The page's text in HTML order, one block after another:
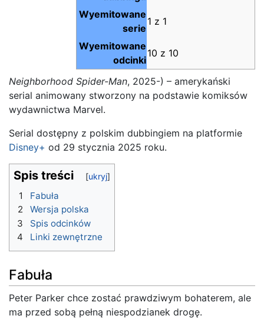
Wyemitowane
serie
1 z 1
Wyemitowane
odcinki
10 z 10
Neighborhood Spider-Man, 2025-) – amerykański
serial animowany stworzony na podstawie komiksów
wydawnictwa Marvel.
Serial dostępny z polskim dubbingiem na platformie
Disney+ od 29 stycznia 2025 roku.
Spis treści
1
Fabuła
2
Wersja polska
3
Spis odcinków
4
Linki zewnętrzne
Fabuła
Peter Parker chce zostać prawdziwym bohaterem, ale
ma przed sobą pełną niespodzianek drogę.